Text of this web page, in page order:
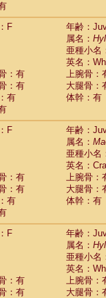
F
年齢：
属名：
亜種小名
英名：
：有
上腕骨：
：有
大腿骨：
有
体幹：有
F
年齢：
属名：
亜種小名
英名：
：有
上腕骨：
：有
大腿骨：
有
体幹：有
F
年齢：
属名：
亜種小名
英名：
：有
上腕骨：
：有
大腿骨：